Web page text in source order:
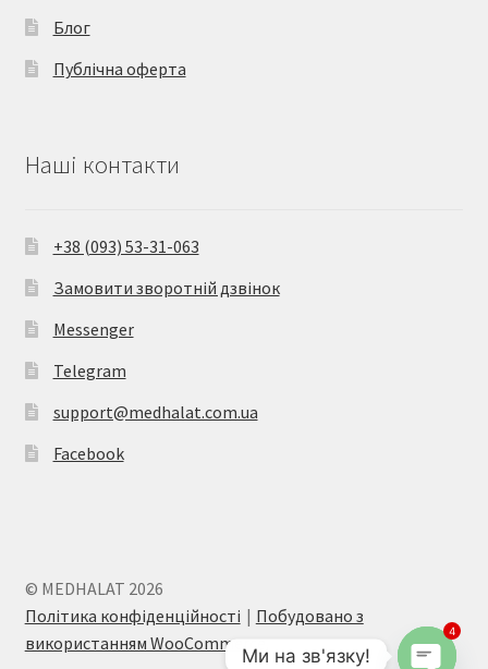
Блог
Публічна оферта
Наші контакти
+38 (093) 53-31-063
Замовити зворотній дзвінок
Messenger
Telegram
support@medhalat.com.ua
Facebook
© MEDHALAT 2026
Політика конфіденційності
Побудовано з
використанням WooCommerce
Ми на зв'язку!
4